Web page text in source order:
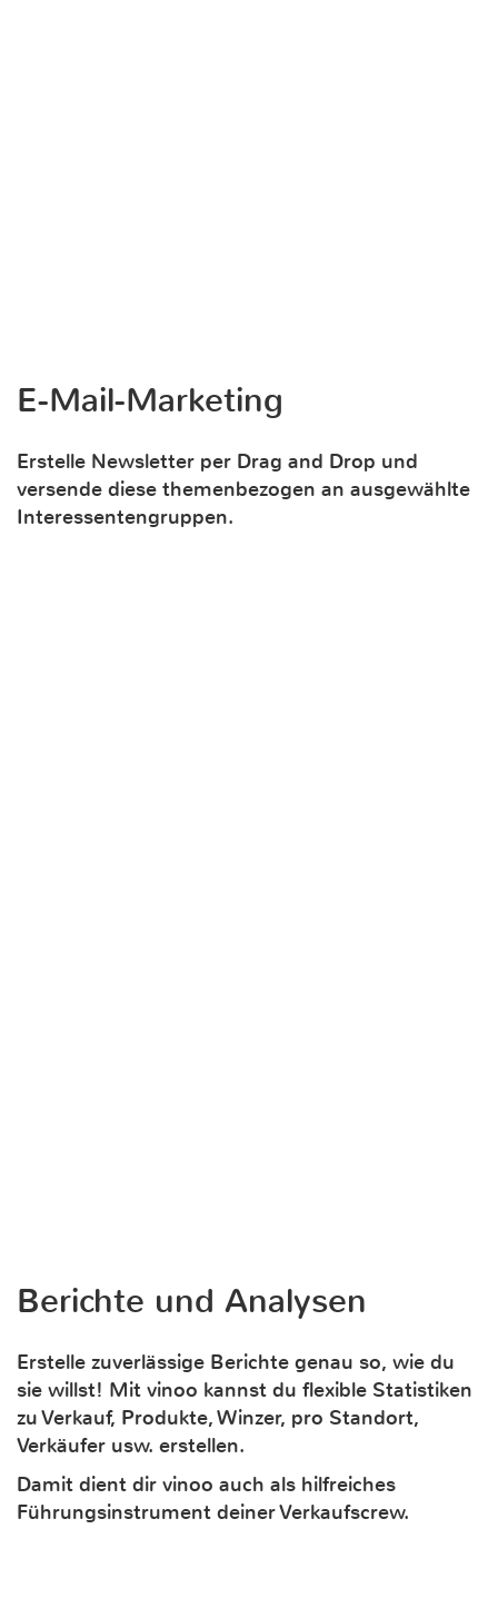
E-Mail-Marketing
Erstelle Newsletter per Drag and Drop und
versende diese themenbezogen an ausgewählte
Interessentengruppen.
Berichte und Analysen
Erstelle zuverlässige Berichte genau so, wie du
sie willst! Mit vinoo kannst du flexible Statistiken
zu Verkauf, Produkte, Winzer, pro Standort,
Verkäufer usw. erstellen.
Damit dient dir vinoo auch als hilfreiches
Führungsinstrument deiner Verkaufscrew.